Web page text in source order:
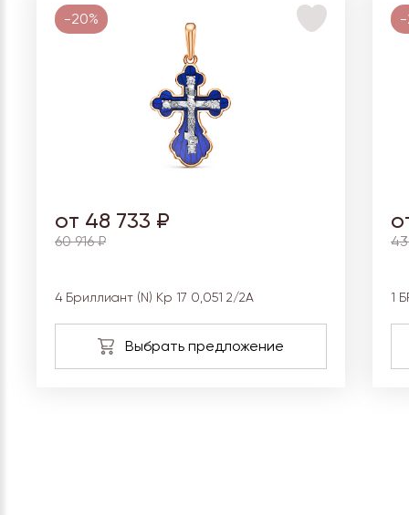
-20%
от 48 733 ₽
60 916 ₽
4 Бриллиант (N) Кр 17 0,051 2/2А
-
43
1